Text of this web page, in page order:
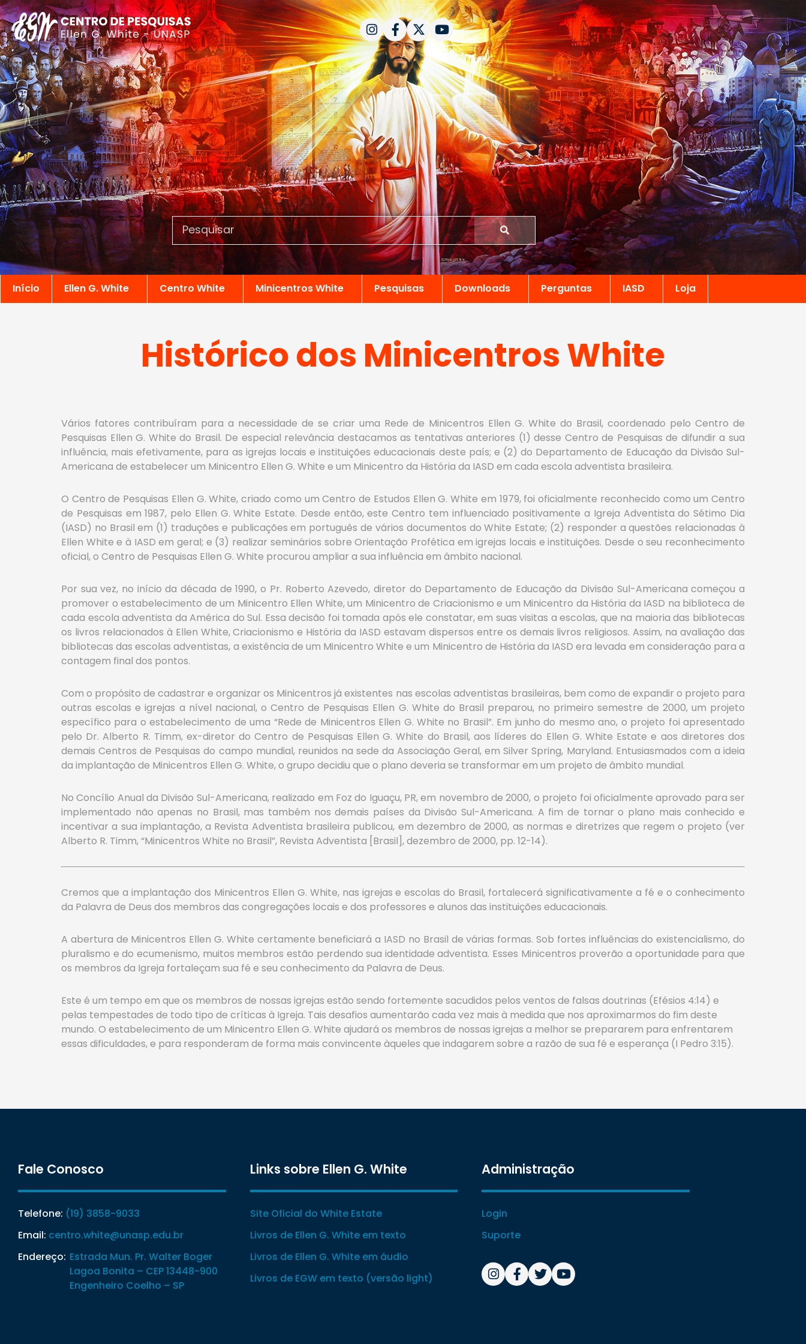
Início Ellen G. White Centro White Minicentros White Pesquisas Downloads Perguntas IASD Loja
Histórico dos Minicentros White
Vários fatores contribuíram para a necessidade de se criar uma Rede de Minicentros Ellen G. White do Brasil, coordenado pelo Centro de
Pesquisas Ellen G. White do Brasil. De especial relevância destacamos as tentativas anteriores (1) desse Centro de Pesquisas de difundir a sua
influência, mais efetivamente, para as igrejas locais e instituições educacionais deste país; e (2) do Departamento de Educação da Divisão Sul-
Americana de estabelecer um Minicentro Ellen G. White e um Minicentro da História da IASD em cada escola adventista brasileira.
O Centro de Pesquisas Ellen G. White, criado como um Centro de Estudos Ellen G. White em 1979, foi oficialmente reconhecido como um Centro
de Pesquisas em 1987, pelo Ellen G. White Estate. Desde então, este Centro tem influenciado positivamente a Igreja Adventista do Sétimo Dia
(IASD) no Brasil em (1) traduções e publicações em português de vários documentos do White Estate; (2) responder a questões relacionadas à
Ellen White e à IASD em geral; e (3) realizar seminários sobre Orientação Profética em igrejas locais e instituições. Desde o seu reconhecimento
oficial, o Centro de Pesquisas Ellen G. White procurou ampliar a sua influência em âmbito nacional.
Por sua vez, no início da década de 1990, o Pr. Roberto Azevedo, diretor do Departamento de Educação da Divisão Sul-Americana começou a
promover o estabelecimento de um Minicentro Ellen White, um Minicentro de Criacionismo e um Minicentro da História da IASD na biblioteca de
cada escola adventista da América do Sul. Essa decisão foi tomada após ele constatar, em suas visitas a escolas, que na maioria das bibliotecas
os livros relacionados à Ellen White, Criacionismo e História da IASD estavam dispersos entre os demais livros religiosos. Assim, na avaliação das
bibliotecas das escolas adventistas, a existência de um Minicentro White e um Minicentro de História da IASD era levada em consideração para a
contagem final dos pontos.
Com o propósito de cadastrar e organizar os Minicentros já existentes nas escolas adventistas brasileiras, bem como de expandir o projeto para
outras escolas e igrejas a nível nacional, o Centro de Pesquisas Ellen G. White do Brasil preparou, no primeiro semestre de 2000, um projeto
específico para o estabelecimento de uma “Rede de Minicentros Ellen G. White no Brasil”. Em junho do mesmo ano, o projeto foi apresentado
pelo Dr. Alberto R. Timm, ex-diretor do Centro de Pesquisas Ellen G. White do Brasil, aos líderes do Ellen G. White Estate e aos diretores dos
demais Centros de Pesquisas do campo mundial, reunidos na sede da Associação Geral, em Silver Spring, Maryland. Entusiasmados com a ideia
da implantação de Minicentros Ellen G. White, o grupo decidiu que o plano deveria se transformar em um projeto de âmbito mundial.
No Concílio Anual da Divisão Sul-Americana, realizado em Foz do Iguaçu, PR, em novembro de 2000, o projeto foi oficialmente aprovado para ser
implementado não apenas no Brasil, mas também nos demais países da Divisão Sul-Americana. A fim de tornar o plano mais conhecido e
incentivar a sua implantação, a Revista Adventista brasileira publicou, em dezembro de 2000, as normas e diretrizes que regem o projeto (ver
Alberto R. Timm, “Minicentros White no Brasil”, Revista Adventista [Brasil], dezembro de 2000, pp. 12-14).
Cremos que a implantação dos Minicentros Ellen G. White, nas igrejas e escolas do Brasil, fortalecerá significativamente a fé e o conhecimento
da Palavra de Deus dos membros das congregações locais e dos professores e alunos das instituições educacionais.
A abertura de Minicentros Ellen G. White certamente beneficiará a IASD no Brasil de várias formas. Sob fortes influências do existencialismo, do
pluralismo e do ecumenismo, muitos membros estão perdendo sua identidade adventista. Esses Minicentros proverão a oportunidade para que
os membros da Igreja fortaleçam sua fé e seu conhecimento da Palavra de Deus.
Este é um tempo em que os membros de nossas igrejas estão sendo fortemente sacudidos pelos ventos de falsas doutrinas (Efésios 4:14) e
pelas tempestades de todo tipo de críticas à Igreja. Tais desafios aumentarão cada vez mais à medida que nos aproximarmos do fim deste
mundo. O estabelecimento de um Minicentro Ellen G. White ajudará os membros de nossas igrejas a melhor se prepararem para enfrentarem
essas dificuldades, e para responderam de forma mais convincente àqueles que indagarem sobre a razão de sua fé e esperança (I Pedro 3:15).
Fale Conosco
Telefone: (19) 3858-9033
Email: centro.white@unasp.edu.br
Endereço: Estrada Mun. Pr. Walter Boger
Lagoa Bonita – CEP 13448-900
Engenheiro Coelho – SP
Links sobre Ellen G. White
Site Oficial do White Estate
Livros de Ellen G. White em texto
Livros de Ellen G. White em áudio
Livros de EGW em texto (versão light)
Administração
Login
Suporte